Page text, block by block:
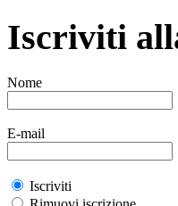
Iscriviti
Nome
E-mail
Iscriviti